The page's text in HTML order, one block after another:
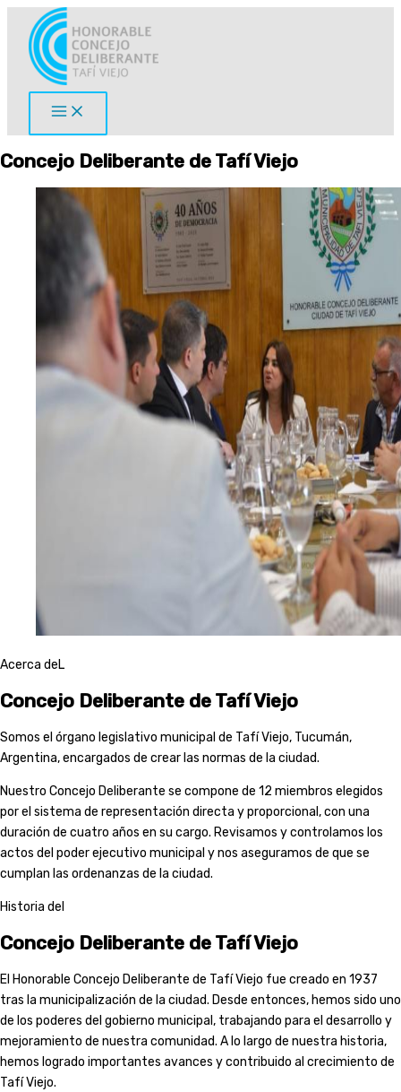
contenido
Concejo Deliberante de Tafí Viejo
Acerca deL
Concejo Deliberante de Tafí Viejo
Somos el órgano legislativo municipal de Tafí Viejo, Tucumán,
Argentina, encargados de crear las normas de la ciudad.
Nuestro Concejo Deliberante se compone de 12 miembros elegidos
por el sistema de representación directa y proporcional, con una
duración de cuatro años en su cargo. Revisamos y controlamos los
actos del poder ejecutivo municipal y nos aseguramos de que se
cumplan las ordenanzas de la ciudad.
Historia del
Concejo Deliberante de Tafí Viejo
El Honorable Concejo Deliberante de Tafí Viejo fue creado en 1937
tras la municipalización de la ciudad. Desde entonces, hemos sido uno
de los poderes del gobierno municipal, trabajando para el desarrollo y
mejoramiento de nuestra comunidad. A lo largo de nuestra historia,
hemos logrado importantes avances y contribuido al crecimiento de
Tafí Viejo.